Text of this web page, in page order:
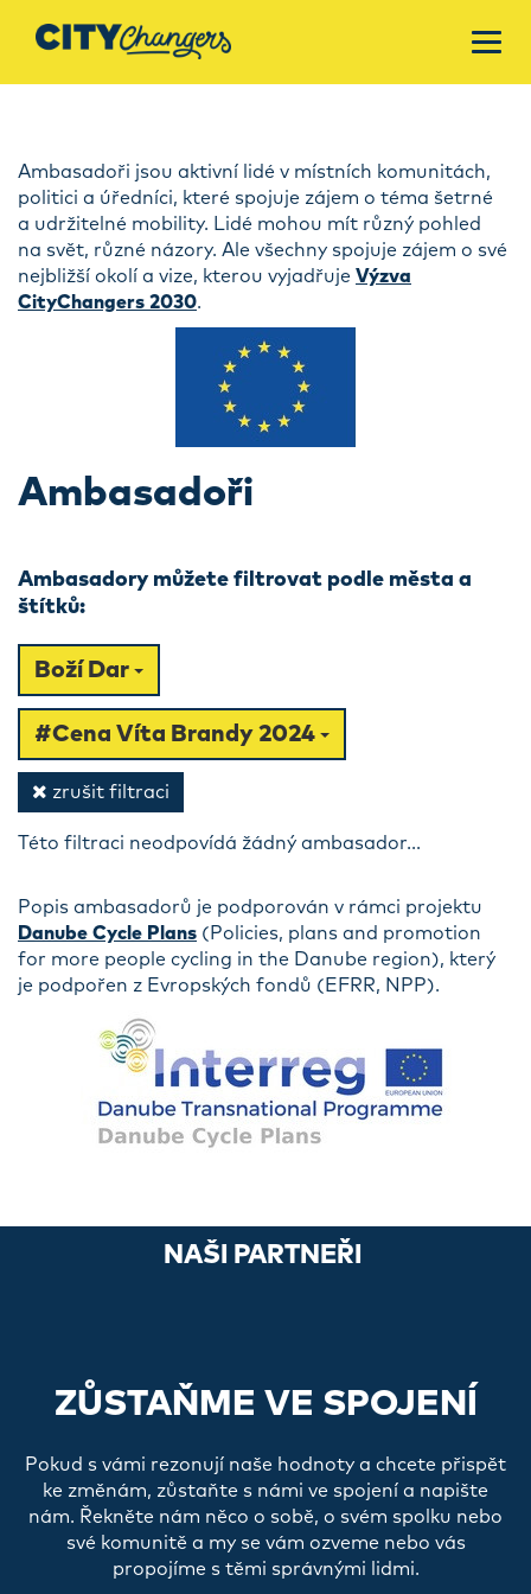
Ambasadoři jsou aktivní lidé v místních komunitách,
politici a úředníci, které spojuje zájem o téma šetrné
a udržitelné mobility. Lidé mohou mít různý pohled
na svět, různé názory. Ale všechny spojuje zájem o své
nejbližší okolí a vize, kterou vyjadřuje Výzva
CityChangers 2030.
Ambasadoři
Ambasadory můžete filtrovat podle města a
štítků:
Boží Dar
#Cena Víta Brandy 2024
zrušit filtraci
Této filtraci neodpovídá žádný ambasador...
Popis ambasadorů je podporován v rámci projektu
Danube Cycle Plans (Policies, plans and promotion
for more people cycling in the Danube region), který
je podpořen z Evropských fondů (EFRR, NPP).
NAŠI PARTNEŘI
ZŮSTAŇME VE SPOJENÍ
Pokud s vámi rezonují naše hodnoty a chcete přispět
ke změnám, zůstaňte s námi ve spojení a napište
nám. Řekněte nám něco o sobě, o svém spolku nebo
své komunitě a my se vám ozveme nebo vás
propojíme s těmi správnými lidmi.